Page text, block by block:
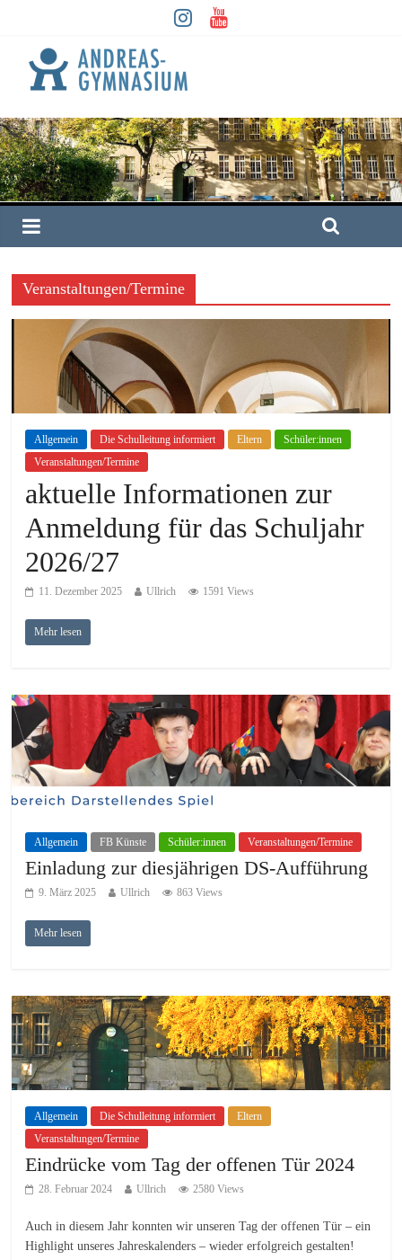
Veranstaltungen/Termine
Allgemein Die Schulleitung informiert Eltern
Schüler:innen
Veranstaltungen/Termine
aktuelle Informationen zur
Anmeldung für das Schuljahr
2026/27
11. Dezember 2025 Ullrich 1591 Views
Mehr lesen
Allgemein FB Künste Schüler:innen Veranstaltungen/Termine
Einladung zur diesjährigen DS-Aufführung
9. März 2025 Ullrich 863 Views
Mehr lesen
Allgemein Die Schulleitung informiert
Eltern
Veranstaltungen/Termine
Eindrücke vom Tag der offenen Tür 2024
28. Februar 2024 Ullrich 2580 Views
Auch in diesem Jahr konnten wir unseren Tag der offenen Tür – ein
Highlight unseres Jahreskalenders – wieder erfolgreich gestalten!